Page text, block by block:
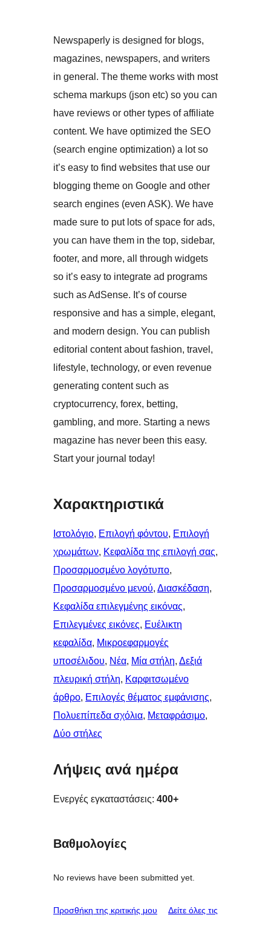
Newspaperly is designed for blogs,
magazines, newspapers, and writers
in general. The theme works with most
schema markups (json etc) so you can
have reviews or other types of affiliate
content. We have optimized the SEO
(search engine optimization) a lot so
it’s easy to find websites that use our
blogging theme on Google and other
search engines (even ASK). We have
made sure to put lots of space for ads,
you can have them in the top, sidebar,
footer, and more, all through widgets
so it’s easy to integrate ad programs
such as AdSense. It’s of course
responsive and has a simple, elegant,
and modern design. You can publish
editorial content about fashion, travel,
lifestyle, technology, or even revenue
generating content such as
cryptocurrency, forex, betting,
gambling, and more. Starting a news
magazine has never been this easy.
Start your journal today!
Χαρακτηριστικά
Ιστολόγιο, Επιλογή φόντου, Επιλογή
χρωμάτων, Κεφαλίδα της επιλογή σας
Προσαρμοσμένο λογότυπο
Προσαρμοσμένο μενού, Διασκέδαση
Κεφαλίδα επιλεγμένης εικόνας
Επιλεγμένες εικόνες, Ευέλικτη
κεφαλίδα, Μικροεφαρμογές
υποσέλιδου, Νέα, Μία στήλη, Δεξιά
πλευρική στήλη, Καρφιτσωμένo
άρθρo, Επιλογές θέματος εμφάνισης
Πολυεπίπεδα σχόλια, Μεταφράσιμο
Δύο στήλες
Λήψεις ανά ημέρα
Ενεργές εγκαταστάσεις: 400+
Βαθμολογίες
No reviews have been submitted yet.
Προσθήκη της κριτικής μου Δείτε όλες τις